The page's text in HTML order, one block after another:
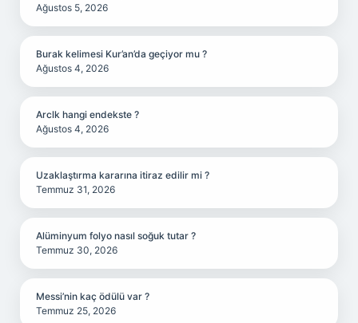
Ağustos 5, 2026
Burak kelimesi Kur’an’da geçiyor mu ?
Ağustos 4, 2026
Arclk hangi endekste ?
Ağustos 4, 2026
Uzaklaştırma kararına itiraz edilir mi ?
Temmuz 31, 2026
Alüminyum folyo nasıl soğuk tutar ?
Temmuz 30, 2026
Messi’nin kaç ödülü var ?
Temmuz 25, 2026